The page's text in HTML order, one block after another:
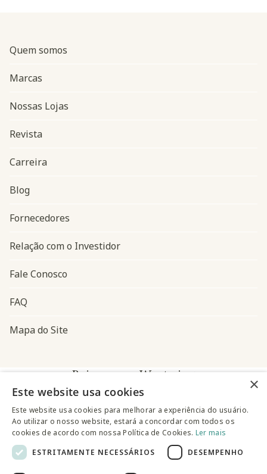
Navegação do rodapé
Quem somos
Marcas
Nossas Lojas
Revista
Carreira
Blog
Fornecedores
Relação com o Investidor
Fale Conosco
FAQ
Mapa do Site
Baixe o app Westwing
@westwingbr
×
Este website usa cookies
Este website usa cookies para melhorar a experiência do usuário.
Ao utilizar o nosso website, estará a concordar com todos os
cookies de acordo com nossa Política de Cookies. Ler mais
ESTRITAMENTE NECESSÁRIOS
DESEMPENHO